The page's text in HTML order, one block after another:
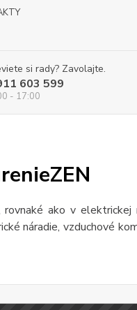
si rady? Zavolajte.
603 599
- 17:00
ako v
náradie, vzduchové